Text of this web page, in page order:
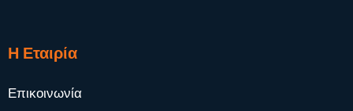
Η Εταιρία
Επικοινωνία